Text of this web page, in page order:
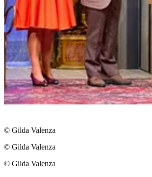
© Gilda Valenza
© Gilda Valenza
© Gilda Valenza